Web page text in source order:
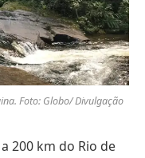
Foto: Globo/ Divulgação
200 km do Rio de